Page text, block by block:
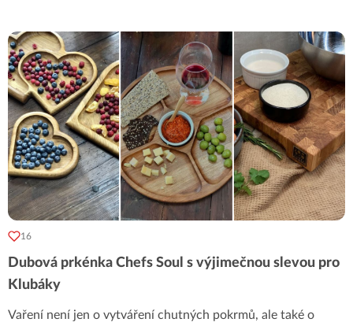
16
Dubová prkénka Chefs Soul s výjimečnou slevou pro
Klubáky
Vaření není jen o vytváření chutných pokrmů, ale také o